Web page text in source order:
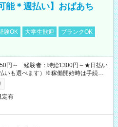
能＊週払い】おばあち
験OK 大学生歓迎
ブランクOK
円～ 経験者：時給1300円～★日払い
いも選べます）※稼働開始時は手続き完
ます。
定有